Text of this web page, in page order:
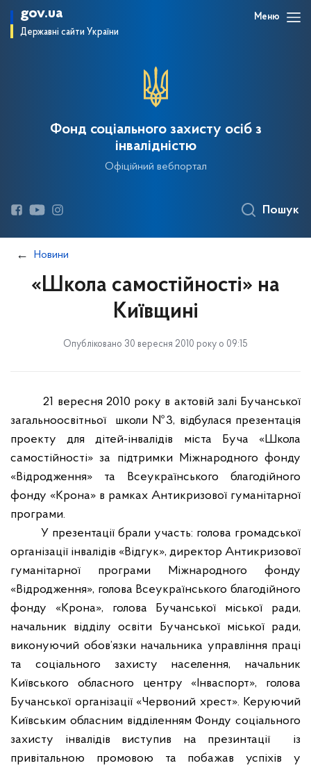
gov.ua
Державні сайти України
Меню
Фонд соціального захисту осіб з
інвалідністю
Офіційний вебпортал
Пошук
Новини
«Школа самостійності» на
Київщині
Опубліковано 30 вересня 2010 року о 09:15
21 вересня 2010 року в актовій залі Бучанської
загальноосвітньої
школи №3, відбулася презентація
проекту для дітей-інвалідів міста Буча «Школа
самостійності» за підтримки Міжнародного фонду
«Відродження» та Всеукраїнського благодійного
фонду «Крона» в рамках Антикризової гуманітарної
програми.
У презентації брали участь: голова громадської
організації інвалідів «Відгук», директор Антикризової
гуманітарної програми Міжнародного фонду
«Відродження», голова Всеукраїнського благодійного
фонду «Крона», голова Бучанської міської ради,
начальник відділу освіти Бучанської міської ради,
виконуючий обов’язки начальника управління праці
та соціального захисту населення, начальник
Київського обласного центру «Інваспорт», голова
Бучанської організації «Червоний хрест». Керуючий
Київським обласним відділенням Фонду соціального
захисту інвалідів виступив на презинтації
із
привітальною промовою та побажав успіхів у